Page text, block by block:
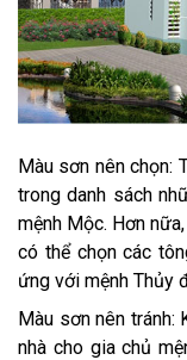
Màu sơn nên chọn:
trong danh sách
mệnh Mộc. Hơn
có thể chọn các
ứng với mệnh Thủy
Màu sơn nên tránh:
nhà cho gia chủ